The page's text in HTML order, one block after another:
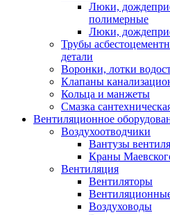
Люки,
полимерные
Люки,
Трубы
детали
Воронки, лотки
Клапаны
Кольца и манжеты
Смазка
Вентиляционное
Воздухоотводчики
Вантузы
Краны
Вентиляция
Вентиляторы
Воздуховоды